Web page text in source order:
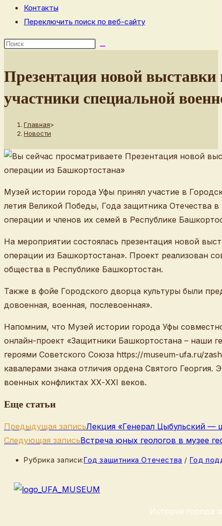
Контакты
Переключить поиск по веб-сайту
Презентация новой
участники специальной
Главная>
Новости
Музей истории города Уфы принял участие в
летия Великой Победы, Года защитника Отечества
операции и членов их семей в Республике
На мероприятии состоялась презентация новой
операции из Башкортостана». Проект реализован
общества в Республике Башкортостан.
Также в фойе Городского дворца культуры были
довоенная, военная, послевоенная».
Напомним, что Музей истории города Уфы
онлайн-проект «Защитники Башкортостана – наши
героями Советского Союза https://museum-ufa.ru/
кавалерами знака отличия ордена Святого
военных конфликтах XХ-XXI веков.
Еще статьи
Предыдущая записьЛекция «Генерал Цыбульский —
Следующая записьВстреча юных геологов в музее
Рубрика записи:Год защитника Отечества / Год
История города